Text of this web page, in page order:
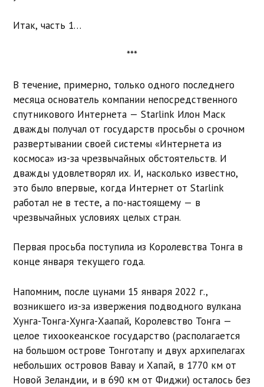
Итак, часть 1…
***
В течение, примерно, только одного последнего
месяца основатель компании непосредственного
спутникового Интернета — Starlink Илон Маск
дважды получал от государств просьбы о срочном
развертывании своей системы «Интернета из
космоса» из-за чрезвычайных обстоятельств. И
дважды удовлетворял их. И, насколько известно,
это было впервые, когда Интернет от Starlink
работал не в тесте, а по-настоящему — в
чрезвычайных условиях целых стран.
Первая просьба поступила из Королевства Тонга в
конце января текущего года.
Напомним, после цунами 15 января 2022 г.,
возникшего из-за извержения подводного вулкана
Хунга-Тонга-Хунга-Хаапай, Королевство Тонга —
целое тихоокеанское государство (располагается
на большом острове Тонготапу и двух архипелагах
небольших островов Вавау и Хапай, в 1770 км от
Новой Зеландии, и в 690 км от Фиджи) осталось без